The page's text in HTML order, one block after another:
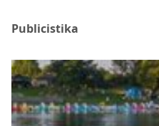
Publicistika